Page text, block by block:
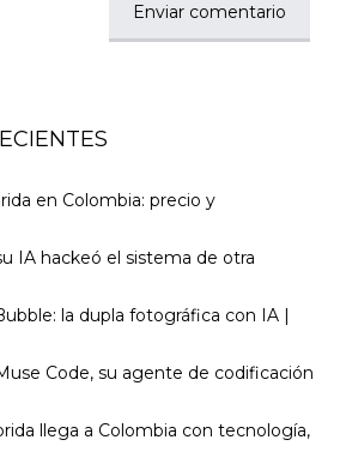
en Colombia: precio y
IA hackeó el sistema de otra
la dupla fotográfica con IA |
Code, su agente de codificación
llega a Colombia con tecnología,